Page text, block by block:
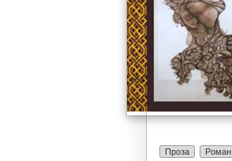
Проза Роман